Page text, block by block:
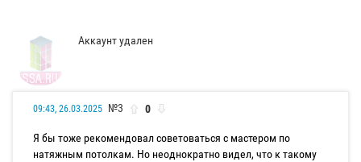
Аккаунт удален
09:43, 26.03.2025 №3 0
Я бы тоже рекомендовал советоваться с мастером по
натяжным потолкам. Но неоднократно видел, что к такому